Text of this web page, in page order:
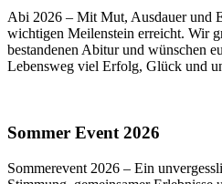
Abi 2026 – Mit Mut, Ausdauer und
wichtigen Meilenstein erreicht. Wir
bestandenen Abitur und wünschen
Lebensweg viel Erfolg, Glück und
Sommer Event 2026
Sommerevent 2026 – Ein